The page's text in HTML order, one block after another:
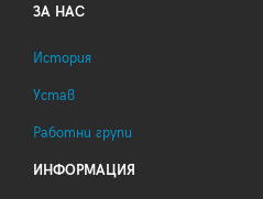
ЗА НАС
История
Устав
Работни групи
ИНФОРМАЦИЯ